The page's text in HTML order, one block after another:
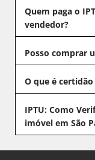
Quem paga o
vendedor?
Posso comprar
O que é
IPTU: Como
imóvel em São